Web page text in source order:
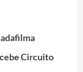
Circuito